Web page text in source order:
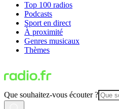
Top 100 radios
Podcasts
Sport en direct
À proximité
Genres musicaux
Thèmes
Que souhaitez-vous écouter ?